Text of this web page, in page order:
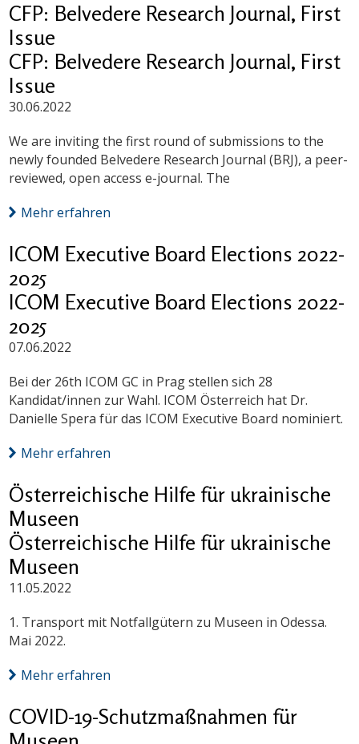
CFP: Belvedere Research Journal, First
Issue
CFP: Belvedere Research Journal, First
Issue
30.06.2022
We are inviting the first round of submissions to the
newly founded Belvedere Research Journal (BRJ), a peer-
reviewed, open access e-journal. The
Mehr erfahren
ICOM Executive Board Elections 2022-
2025
ICOM Executive Board Elections 2022-
2025
07.06.2022
Bei der 26th ICOM GC in Prag stellen sich 28
Kandidat/innen zur Wahl. ICOM Österreich hat Dr.
Danielle Spera für das ICOM Executive Board nominiert.
Mehr erfahren
Österreichische Hilfe für ukrainische
Museen
Österreichische Hilfe für ukrainische
Museen
11.05.2022
1. Transport mit Notfallgütern zu Museen in Odessa.
Mai 2022.
Mehr erfahren
COVID-19-Schutzmaßnahmen für